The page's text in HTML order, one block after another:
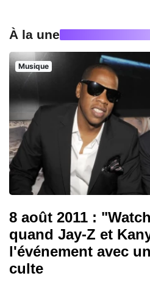
À la une
Musique
8 août 2011 :
quand Jay-Z et
l'événement avec
culte